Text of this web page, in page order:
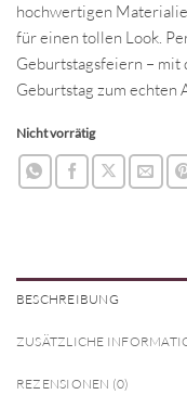
hochwertigen
für einen tollen Look.
Geburtstagsfeiern – mit
Geburtstag zum echten
Nicht vorrätig
BESCHREIBUNG
ZUSÄTZLICHE
REZENSIONEN (0)